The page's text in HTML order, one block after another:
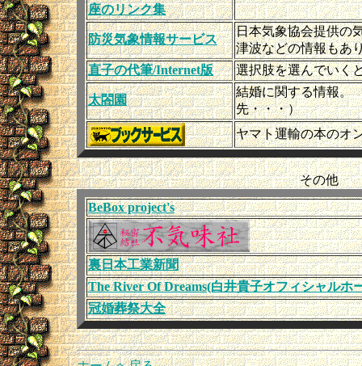
座のリンク集
防災気象情報サービス
日本気象協会提供の
津波などの情報もあ
直子の代筆/Internet版
選択肢を選んでいく
太閤園
結婚に関する情報
先・・・）
ヤマト運輸の本のオ
その他
BeBox project's
裏日本工業新聞
The River Of Dreams(白井貴子オフィシャルホ
冠婚葬祭大全